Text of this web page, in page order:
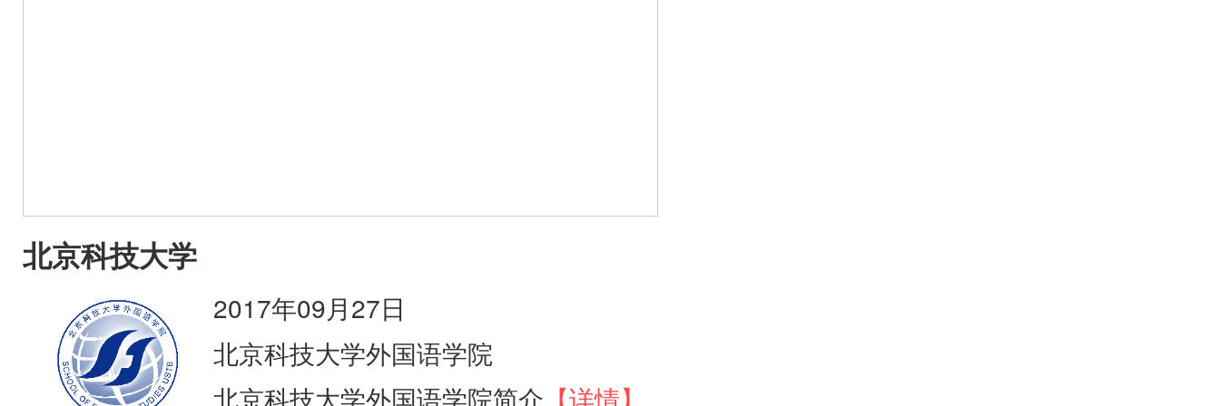
北京科技大学
2017年09月27日
北京科技大学外国语学院
北京科技大学外国语学院简介 【详情】